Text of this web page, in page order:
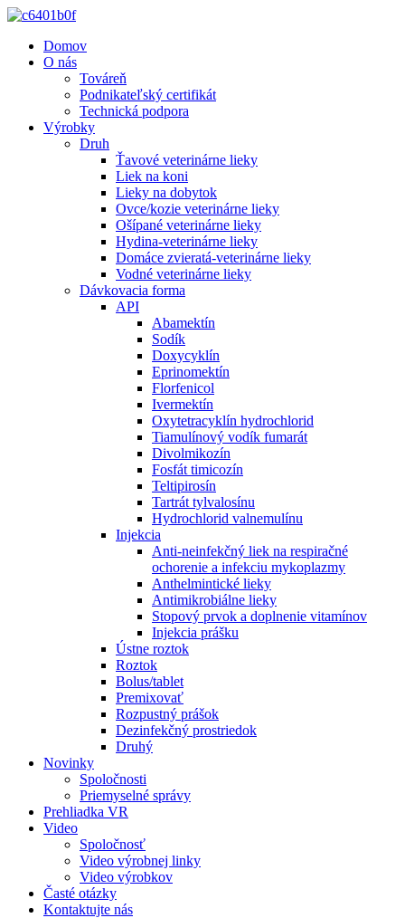
Domov
O nás
Továreň
Podnikateľský certifikát
Technická podpora
Výrobky
Druh
Ťavové veterinárne lieky
Liek na koni
Lieky na dobytok
Ovce/kozie veterinárne lieky
Ošípané veterinárne lieky
Hydina-veterinárne lieky
Domáce zvieratá-veterinárne lieky
Vodné veterinárne lieky
Dávkovacia forma
API
Abamektín
Sodík
Doxycyklín
Eprinomektín
Florfenicol
Ivermektín
Oxytetracyklín hydrochlorid
Tiamulínový vodík fumarát
Divolmikozín
Fosfát timicozín
Teltipirosín
Tartrát tylvalosínu
Hydrochlorid valnemulínu
Injekcia
Anti-neinfekčný liek na respiračné
ochorenie a infekciu mykoplazmy
Anthelmintické lieky
Antimikrobiálne lieky
Stopový prvok a doplnenie vitamínov
Injekcia prášku
Ústne roztok
Roztok
Bolus/tablet
Premixovať
Rozpustný prášok
Dezinfekčný prostriedok
Druhý
Novinky
Spoločnosti
Priemyselné správy
Prehliadka VR
Video
Spoločnosť
Video výrobnej linky
Video výrobkov
Časté otázky
Kontaktujte nás